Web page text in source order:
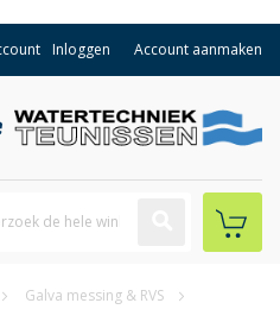
Inloggen Account aanmaken
Galva messing & RVS